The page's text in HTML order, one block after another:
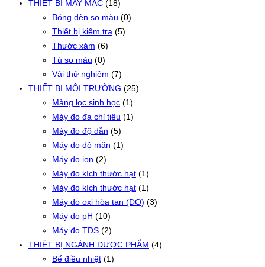
THIẾT BỊ MAY MẶC (18)
Bóng đèn so màu (0)
Thiết bị kiểm tra (5)
Thước xám (6)
Tủ so màu (0)
Vải thử nghiệm (7)
THIẾT BỊ MÔI TRƯỜNG (25)
Màng lọc sinh học (1)
Máy đo đa chỉ tiêu (1)
Máy đo độ dẫn (5)
Máy đo độ mặn (1)
Máy đo ion (2)
Máy đo kích thước hạt (1)
Máy đo kích thước hạt (1)
Máy đo oxi hòa tan (DO) (3)
Máy đo pH (10)
Máy đo TDS (2)
THIẾT BỊ NGÀNH DƯỢC PHẨM (4)
Bể điều nhiệt (1)